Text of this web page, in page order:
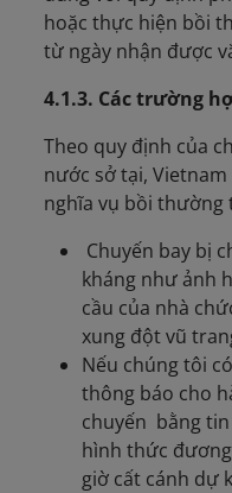
hoặc thực hiện bồi
từ ngày nhận được
4.1.3. Các trường
Theo quy định của
nước sở tại,
nghĩa vụ bồi thường
Chuyến bay bị
kháng như ảnh
cầu của nhà
xung đột vũ
Nếu chúng tôi
thông báo cho
chuyến bằng
hình thức
giờ cất cánh dự